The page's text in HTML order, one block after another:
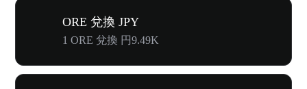
ORE 兌換 JPY
1 ORE 兌換 円9.49K